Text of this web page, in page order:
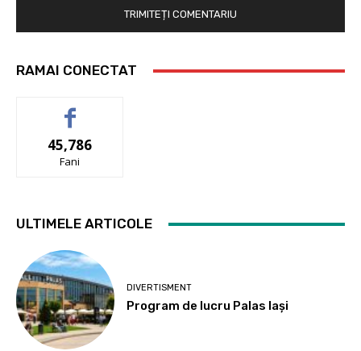
RAMAI CONECTAT
45,786
Fani
ULTIMELE ARTICOLE
DIVERTISMENT
Program de lucru Palas Iași